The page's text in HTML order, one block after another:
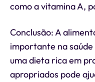
como a vitamina A,
Conclusão: A
importante na
uma dieta rica em
apropriados pode